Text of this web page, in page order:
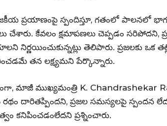
ప్రయాణంపై స్పందిస్తూ, గతంలో పాలనలో
చేశారు. కేవలం క్షమాపణలు చెప్పడం సరిపోదని,
నిర్ణయించుకున్నట్లు తెలిపారు. ప్రజలకు
తన లక్ష్యమని పేర్కొన్నారు.
మాజీ ముఖ్యమంత్రి K. Chandrashekar
దారితప్పిందని, ప్రజల సమస్యలపై స్పందన
కనిపించడంలేదని ప్రశ్నించారు.